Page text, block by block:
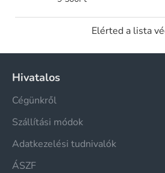
Elérted a lista
Hivatalos
Cégünkről
Szállítási módok
Adatkezelési tudnivalók
ÁSZF